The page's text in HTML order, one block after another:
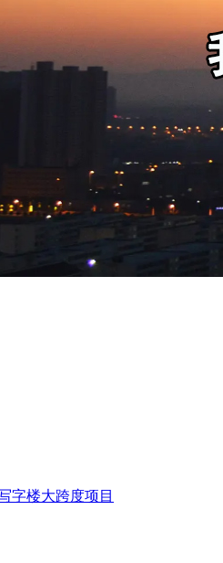
字楼大跨度项目